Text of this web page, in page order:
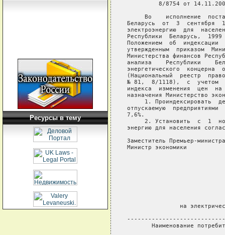
Ресурсы в тему
8/8754 от
Во    исполнение
Беларусь  от  3  сентября
электроэнергию  для
Республики  Беларусь,
Положением  об  индексации
утвержденным  приказом
Министерства финансов
анализа    Республики
энергетического
(Национальный  реестр
№ 81,  8/1118),  с  учетом
индекса  изменения  цен  на
назначения Министерство
1. Проиндексировать
отпускаемую
7,6%.
2. Установить  с  1
энергию для населения
Заместитель Премьер-
Министр экономики
на
Наименование